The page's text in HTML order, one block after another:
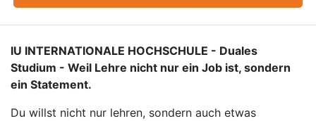
IU INTERNATIONALE HOCHSCHULE - Duales
Studium - Weil Lehre nicht nur ein Job ist, sondern
ein Statement.
Du willst nicht nur lehren, sondern auch etwas